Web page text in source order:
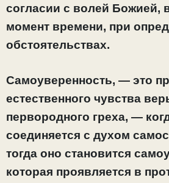
согласии с волей Божией,
момент времени, при
обстоятельствах.
Самоуверенность, — это
естественного чувства
первородного греха, —
соединяется с духом
тогда оно становится
которая проявляется в